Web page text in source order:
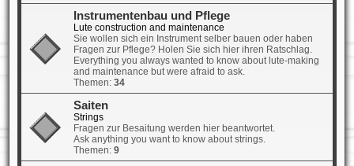
Instrumentenbau und Pflege
Lute construction and maintenance
Sie wollen sich ein Instrument selber bauen oder haben
Fragen zur Pflege? Holen Sie sich hier ihren Ratschlag.
Everything you always wanted to know about lute-making
and maintenance but were afraid to ask.
Themen: 34
Saiten
Strings
Fragen zur Besaitung werden hier beantwortet.
Ask anything you want to know about strings.
Themen: 9